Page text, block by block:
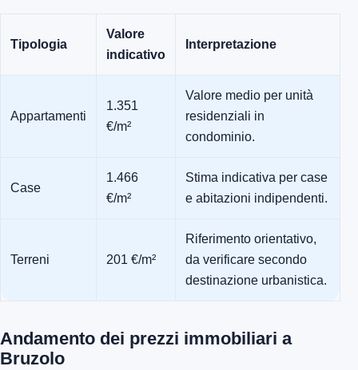
Tipologia
Valore
indicativo
Interpretazione
Appartamenti
1.351
€/m²
Valore medio per unità
residenziali in
condominio.
Case
1.466
€/m²
Stima indicativa per case
e abitazioni indipendenti.
Terreni 201 €/m²
Riferimento orientativo,
da verificare secondo
destinazione urbanistica.
Andamento dei prezzi immobiliari a
Bruzolo